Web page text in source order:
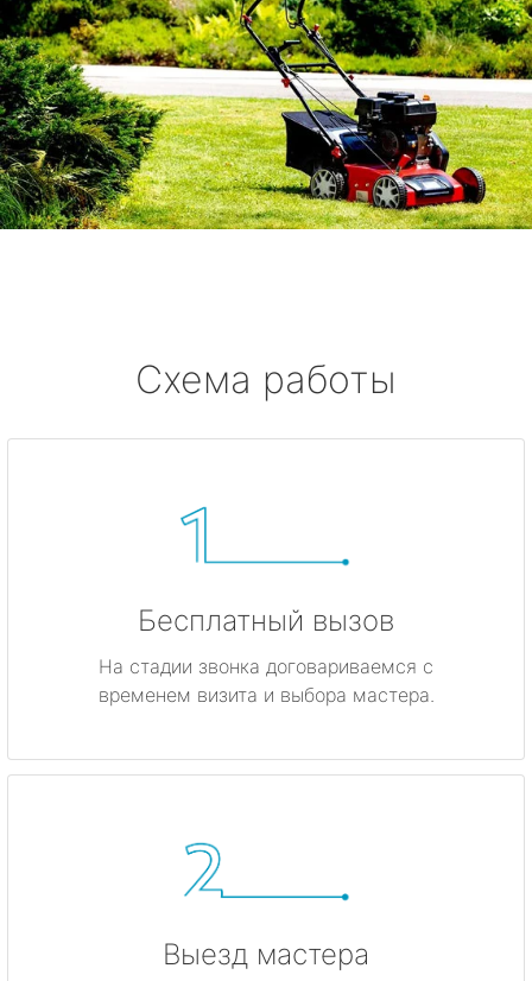
Схема работы
Бесплатный вызов
На стадии звонка договариваемся с
временем визита и выбора мастера.
Выезд мастера